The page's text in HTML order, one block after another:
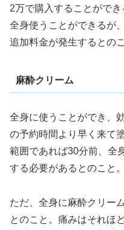
2万で購入することができ
全身使うことができるが
追加料金が発生するとのこ
麻酔クリーム
全身に使うことができ、
の予約時間より早く来て
範囲であれば30分前、全
する必要があるとのこと。
ただ、全身に麻酔クリー
とのこと。痛みはそれほ